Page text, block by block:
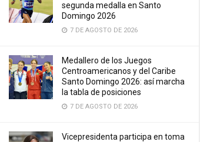
segunda medalla en Santo
Domingo 2026
7 DE AGOSTO DE 2026
Medallero de los Juegos
Centroamericanos y del Caribe
Santo Domingo 2026: así marcha
la tabla de posiciones
7 DE AGOSTO DE 2026
Vicepresidenta participa en toma